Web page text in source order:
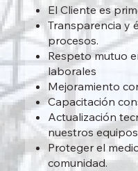
El Cliente es
Transparencia y
procesos.
Respeto mutuo
laborales
Mejoramiento
Capacitación
Actualización
nuestros
Proteger el
comunidad.